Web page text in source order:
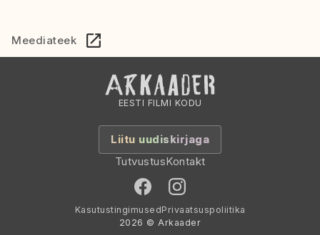
Meediateek
EESTI FILMI KODU
Liitu uudiskirjaga
TutvustusKontakt
KasutustingimusedPrivaatsuspoliitika
2026 © Arkaader